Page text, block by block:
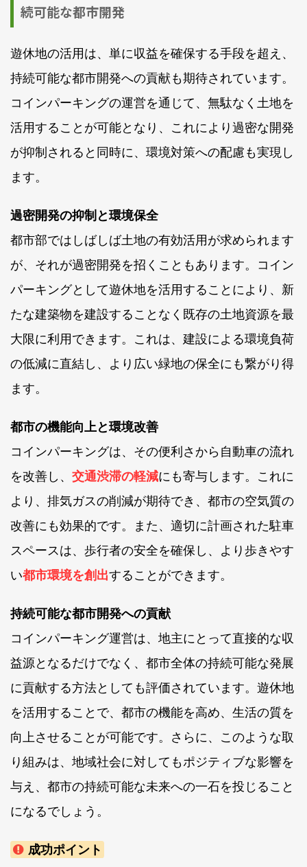
続可能な都市開発
遊休地の活用は、単に収益を確保する手段を超え、
持続可能な都市開発への貢献も期待されています。
コインパーキングの運営を通じて、無駄なく土地を
活用することが可能となり、これにより過密な開発
が抑制されると同時に、環境対策への配慮も実現し
ます。
過密開発の抑制と環境保全
都市部ではしばしば土地の有効活用が求められます
が、それが過密開発を招くこともあります。コイン
パーキングとして遊休地を活用することにより、新
たな建築物を建設することなく既存の土地資源を最
大限に利用できます。これは、建設による環境負荷
の低減に直結し、より広い緑地の保全にも繋がり得
ます。
都市の機能向上と環境改善
コインパーキングは、その便利さから自動車の流れ
を改善し、 交通渋滞の軽減にも寄与します。これに
より、排気ガスの削減が期待でき、都市の空気質の
改善にも効果的です。また、適切に計画された駐車
スペースは、歩行者の安全を確保し、より歩きやす
い都市環境を創出することができます。
持続可能な都市開発への貢献
コインパーキング運営は、地主にとって直接的な収
益源となるだけでなく、都市全体の持続可能な発展
に貢献する方法としても評価されています。遊休地
を活用することで、都市の機能を高め、生活の質を
向上させることが可能です。さらに、このような取
り組みは、地域社会に対してもポジティブな影響を
与え、都市の持続可能な未来への一石を投じること
になるでしょう。
成功ポイント